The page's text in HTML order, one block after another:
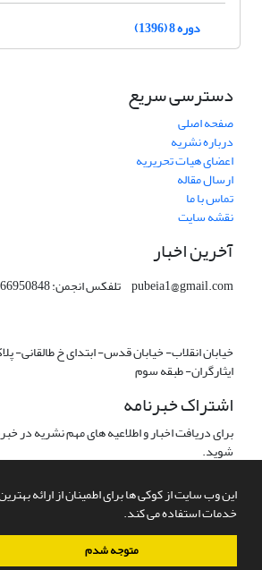
این وب سایت از کوکی ها برای اطمینان از ارائه
خدمات استفاده می کند.
متوجه شدم
دوره 8 (1396)
دسترسی سریع
صفحه اصلی
درباره نشریه
اعضای هیات تحریریه
ارسال مقاله
تماس با ما
نقشه سایت
آخرین اخبار
pubeia1@gmail.com تلفکس انجمن: 66950848- 021
ایثارگران- طبقه سوم
اشتراک خبرنامه
برای دریافت اخبار و اطلاعیه های مهم نشریه در
شوید.